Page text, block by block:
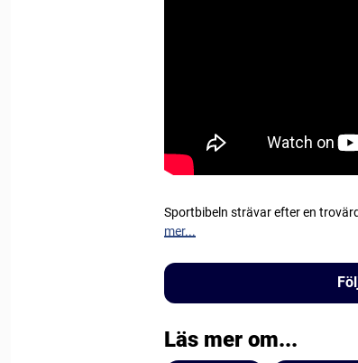
Sportbibeln strävar efter en
mer...
Läs mer om...